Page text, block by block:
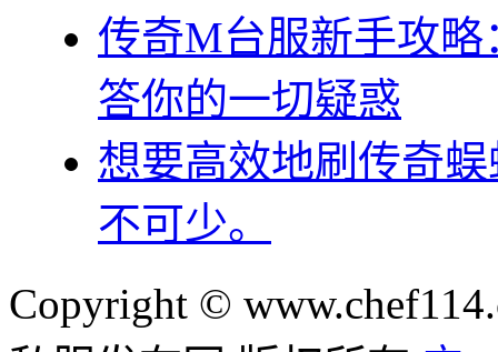
传奇M台服新手攻
答你的一切疑惑
想要高效地刷传奇
不可少。
Copyright ©